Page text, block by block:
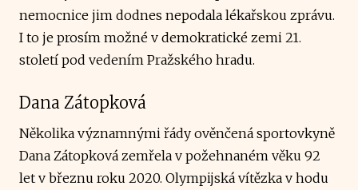
nemocnice jim dodnes nepodala lékařskou zprávu.
I to je prosím možné v demokratické zemi 21.
století pod vedením Pražského hradu.
Dana Zátopková
Několika významnými řády ověnčená sportovkyně
Dana Zátopková zemřela v požehnaném věku 92
let v březnu roku 2020. Olympijská vítězka v hodu